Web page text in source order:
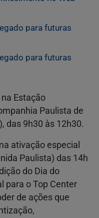
para futuras
para futuras
Estação
Paulista de
das 9h30 às 12h30.
ativação especial
Paulista) das 14h
do Dia do
para o Top Center
de ações que